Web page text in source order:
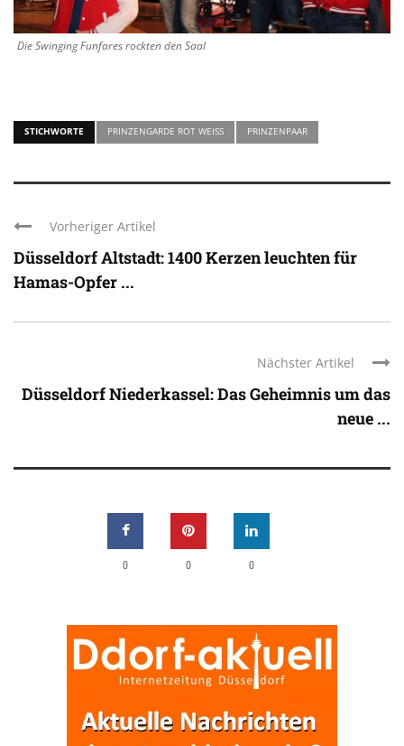
Die Swinging Funfares rockten den Saal
STICHWORTE PRINZENGARDE ROT WEISS PRINZENPAAR
Vorheriger Artikel
Düsseldorf Altstadt: 1400 Kerzen leuchten für
Hamas-Opfer ...
Nächster Artikel
Düsseldorf Niederkassel: Das Geheimnis um das
neue ...
0 0 0